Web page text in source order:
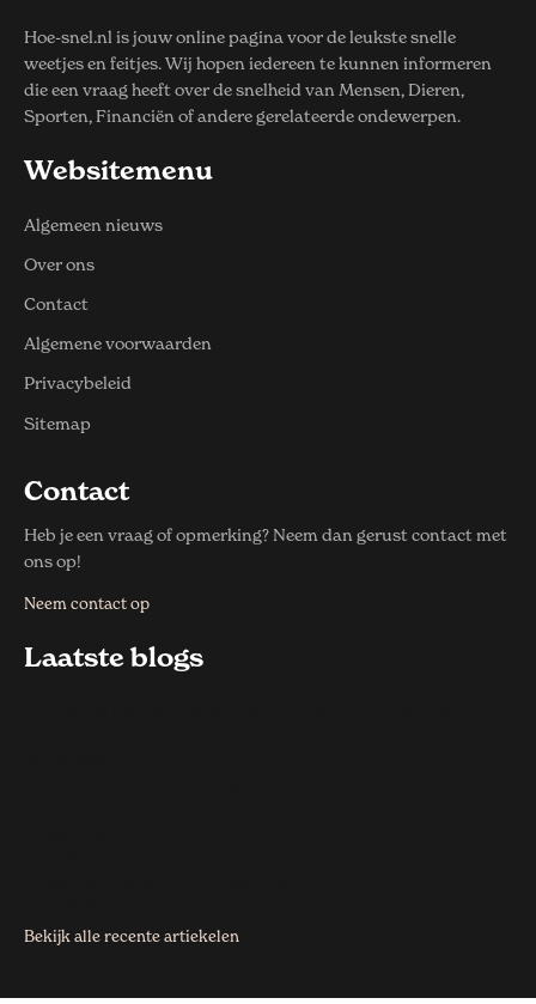
Hoe-snel.nl is jouw online pagina voor de leukste snelle
weetjes en feitjes. Wij hopen iedereen te kunnen informeren
die een vraag heeft over de snelheid van Mensen, Dieren,
Sporten, Financiën of andere gerelateerde ondewerpen.
Websitemenu
Algemeen nieuws
Over ons
Contact
Algemene voorwaarden
Privacybeleid
Sitemap
Contact
Heb je een vraag of opmerking? Neem dan gerust contact met
ons op!
Neem contact op
Laatste blogs
Bekijk alle recente artiekelen